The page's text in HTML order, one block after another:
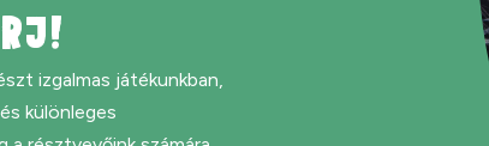
izgalmas játékunkban,
különleges